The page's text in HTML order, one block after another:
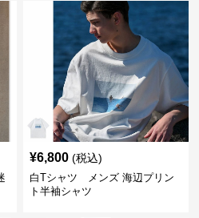
¥6,800 (税込)
白Tシャツ メンズ 海辺プリン
ト半袖シャツ